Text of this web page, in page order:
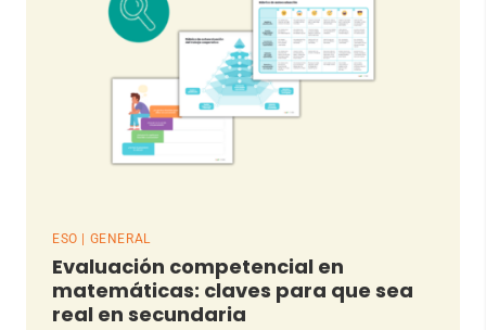
ESO | GENERAL
Evaluación competencial en
matemáticas: claves para que sea
real en secundaria